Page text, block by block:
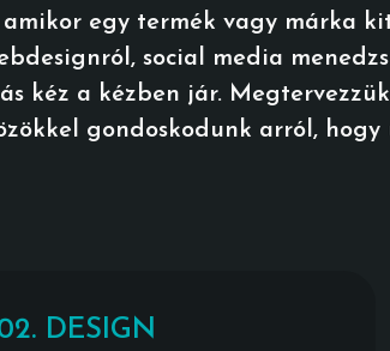
egy termék vagy márka
social media
kéz a kézben jár.
gondoskodunk arról, hogy
DESIGN